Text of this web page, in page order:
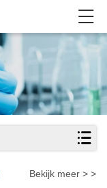
Bekijk meer > >